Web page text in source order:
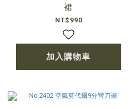
裙
NT$990
加入購物車